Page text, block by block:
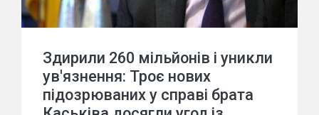
Здирили 260 мільйонів і уникли
ув'язнення: Троє нових
підозрюваних у справі брата